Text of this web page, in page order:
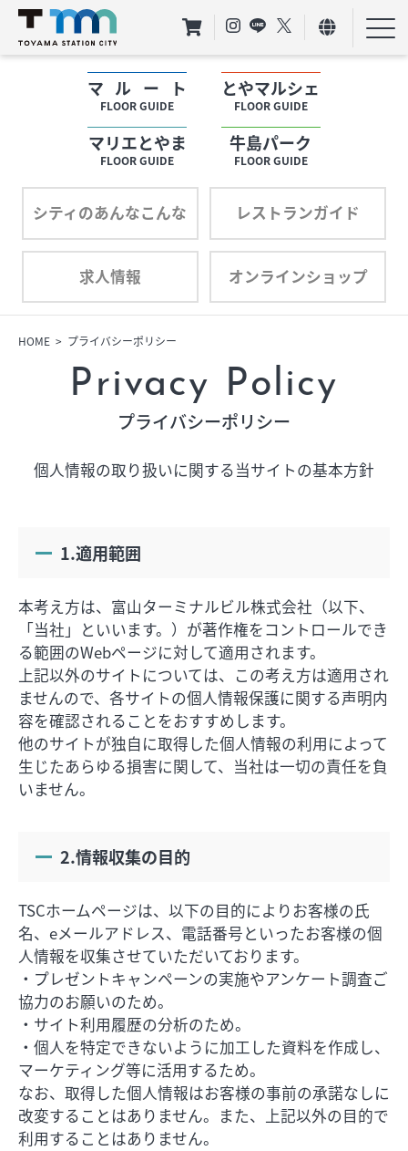
マルート
FLOOR GUIDE
とやマルシェ
FLOOR GUIDE
マリエとやま
FLOOR GUIDE
牛島パーク
FLOOR GUIDE
シティのあんなこんな レストランガイド
求人情報 オンラインショップ
フロアガイド
ショップリスト
プロフィール
フロアガイド
ショップリスト
プロフィール
フロアガイド
フロアガイド
ショップリスト
プロフィール
イベント
今日のごちそう
旬のアイテム
富山のおみやげ
お知らせ
HOME プライバシーポリシー
Privacy Policy
プライバシーポリシー
個人情報の取り扱いに関する当サイトの基本方針
1.適用範囲
本考え方は、富山ターミナルビル株式会社（以下、
「当社」といいます。）が著作権をコントロールでき
る範囲のWebページに対して適用されます。
上記以外のサイトについては、この考え方は適用され
ませんので、各サイトの個人情報保護に関する声明内
容を確認されることをおすすめします。
他のサイトが独自に取得した個人情報の利用によって
生じたあらゆる損害に関して、当社は一切の責任を負
いません。
2.情報収集の目的
TSCホームページは、以下の目的によりお客様の氏
名、eメールアドレス、電話番号といったお客様の個
人情報を収集させていただいております。
・プレゼントキャンペーンの実施やアンケート調査ご
協力のお願いのため。
・サイト利用履歴の分析のため。
・個人を特定できないように加工した資料を作成し、
マーケティング等に活用するため。
なお、取得した個人情報はお客様の事前の承諾なしに
改変することはありません。また、上記以外の目的で
利用することはありません。